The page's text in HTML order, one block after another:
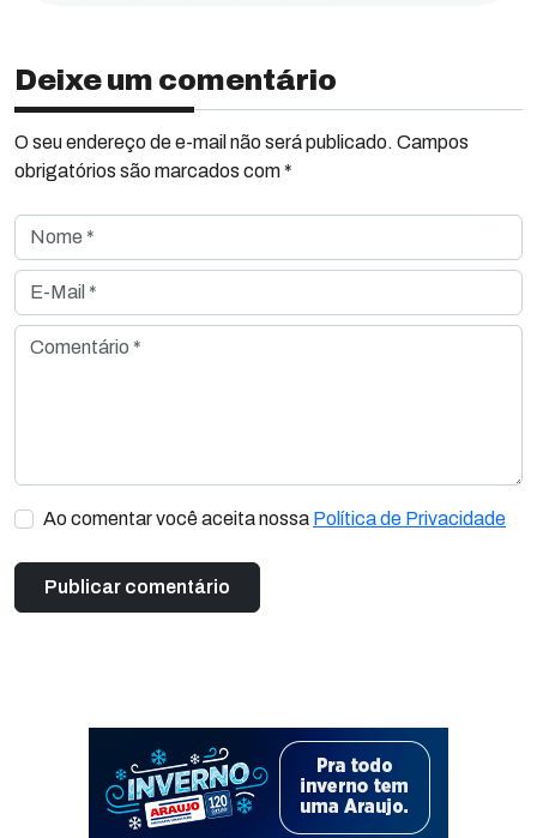
Deixe um comentário
O seu endereço de e-mail não será publicado. Campos
obrigatórios são marcados com *
Nome *
E-Mail *
Comentário *
Ao comentar você aceita nossa Política de Privacidade